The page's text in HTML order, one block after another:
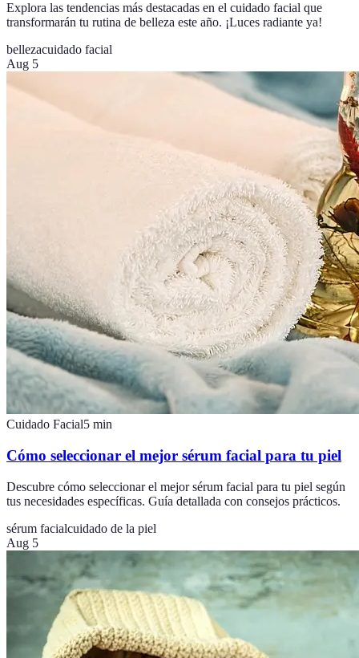
Explora las tendencias más destacadas en el cuidado facial que
transformarán tu rutina de belleza este año. ¡Luces radiante ya!
bellezacuidado facial
Aug 5
Cuidado Facial5 min
Cómo seleccionar el mejor sérum facial para tu piel
Descubre cómo seleccionar el mejor sérum facial para tu piel según
tus necesidades específicas. Guía detallada con consejos prácticos.
sérum facialcuidado de la piel
Aug 5